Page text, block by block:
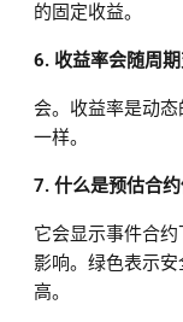
的固定收益。
6. 收益率会随周期
会。收益率是动
一样。
7. 什么是预估合约
它会显示事件合
影响。绿色表示
高。